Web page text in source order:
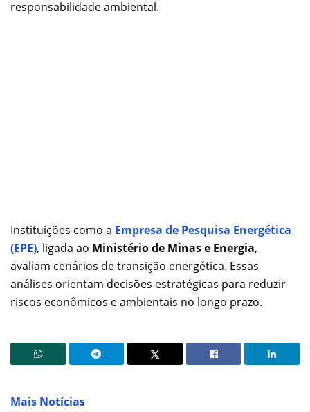
responsabilidade ambiental.
Instituições como a Empresa de Pesquisa Energética
(EPE), ligada ao Ministério de Minas e Energia,
avaliam cenários de transição energética. Essas
análises orientam decisões estratégicas para reduzir
riscos econômicos e ambientais no longo prazo.
Mais Notícias